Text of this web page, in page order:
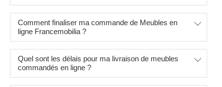
Comment finaliser ma commande de Meubles en
ligne Francemobilia ?
Quel sont les délais pour ma livraison de meubles
commandés en ligne ?